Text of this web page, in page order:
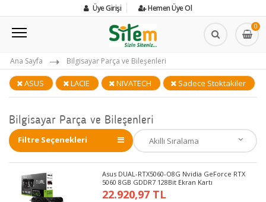
Üye Girişi Hemen Üye Ol
0
Ana Sayfa Bilgisayar Parça ve Bileşenleri
ASUS LACIE NIVATECH Sadece Stoktakiler
Bilgisayar Parça ve Bileşenleri
Filtre Seçenekleri
Asus DUAL-RTX5060-O8G Nvidia GeForce RTX
5060 8GB GDDR7 128Bit Ekran Kartı
22.920,97 TL